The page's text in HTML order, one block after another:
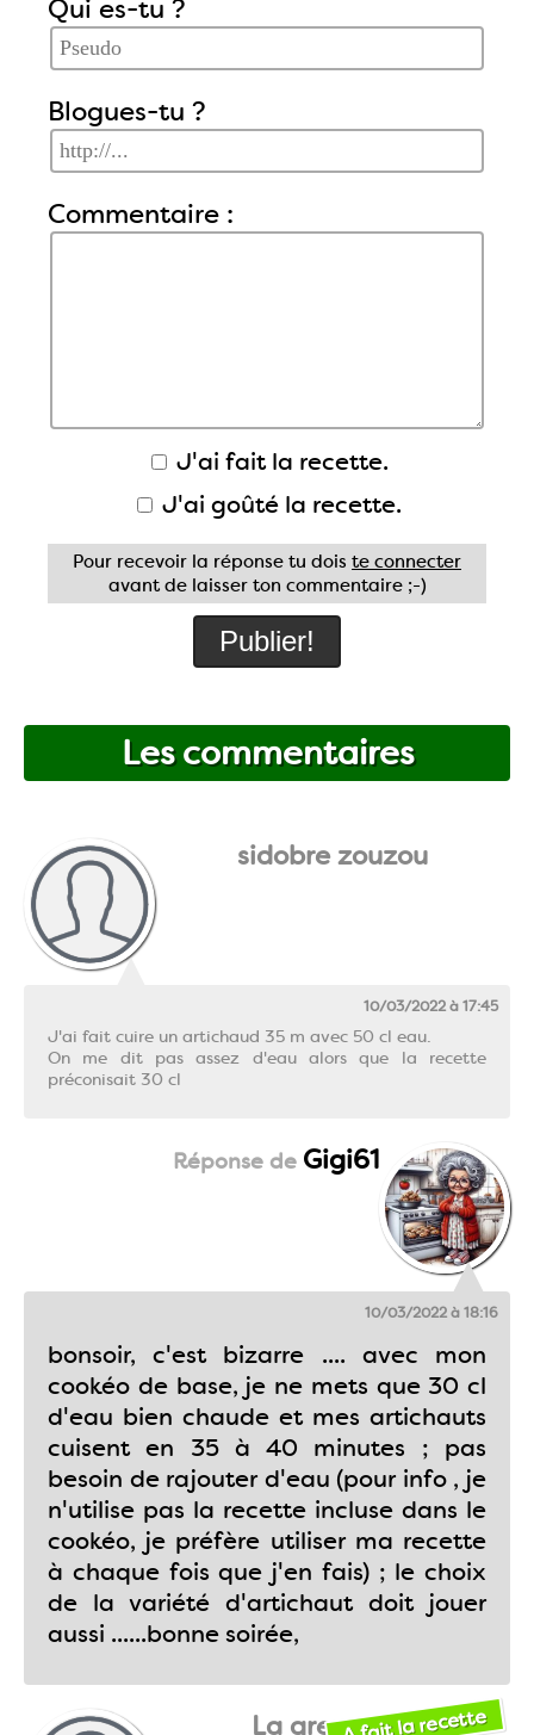
Qui es-tu ?
Blogues-tu ?
Commentaire :
J'ai fait la recette.
J'ai goûté la recette.
Pour recevoir la réponse tu dois te connecter
avant de laisser ton commentaire ;-)
Les commentaires
sidobre zouzou
10/03/2022 à 17:45
J'ai fait cuire un artichaud 35 m avec 50 cl eau.
On me dit pas assez d'eau alors que la recette
préconisait 30 cl
Gigi61
10/03/2022 à 18:16
bonsoir, c'est bizarre .... avec mon
cookéo de base, je ne mets que 30 cl
d'eau bien chaude et mes artichauts
cuisent en 35 à 40 minutes ; pas
besoin de rajouter d'eau (pour info , je
n'utilise pas la recette incluse dans le
cookéo, je préfère utiliser ma recette
à chaque fois que j'en fais) ; le choix
de la variété d'artichaut doit jouer
aussi ......bonne soirée,
La grenouilleA fait la recette